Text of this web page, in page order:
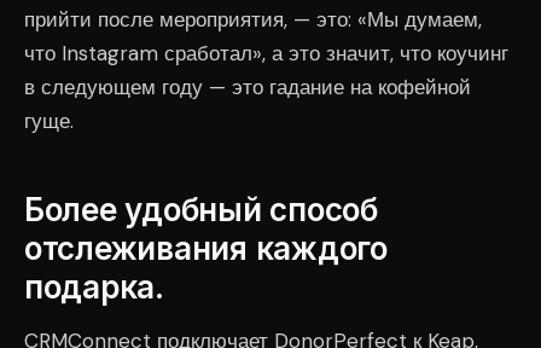
прийти после мероприятия, — это: «Мы думаем,
что Instagram сработал», а это значит, что коучинг
в следующем году — это гадание на кофейной
гуще.
Более удобный способ
отслеживания каждого
подарка.
CRMConnect подключает DonorPerfect к Keap,